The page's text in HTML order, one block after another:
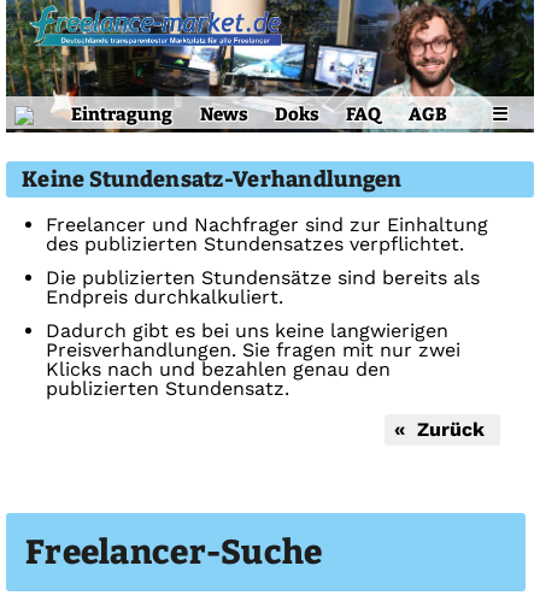
Eintragung News Doks FAQ AGB ☰
Freelancer-Suche
Keine Stundensatz-Verhandlungen
Freelancer und Nachfrager sind zur Einhaltung
des publizierten Stundensatzes verpflichtet.
Die publizierten Stundensätze sind bereits als
Endpreis durchkalkuliert.
Dadurch gibt es bei uns keine langwierigen
Preisverhandlungen. Sie fragen mit nur zwei
Klicks nach und bezahlen genau den
publizierten Stundensatz.
« Zurück